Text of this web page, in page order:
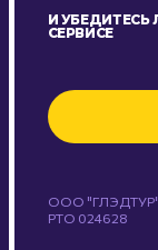
И
СЕРВИСЕ
ООО "ГЛЭДТУР",
РТО 024628